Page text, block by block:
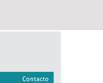
Contacto